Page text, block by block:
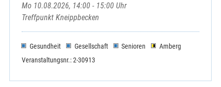
Mo 10.08.2026, 14:00 - 15:00 Uhr
Treffpunkt Kneippbecken
Gesundheit Gesellschaft Senioren
Amberg
Veranstaltungsnr.: 2-30913